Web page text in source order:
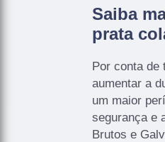
Saiba
prata
Por conta de
aumentar a
um maior
segurança e
Brutos e